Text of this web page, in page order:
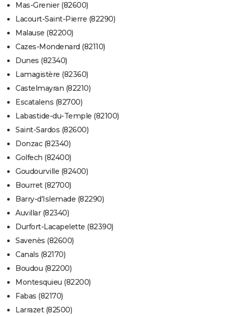
Mas-Grenier (82600)
Lacourt-Saint-Pierre (82290)
Malause (82200)
Cazes-Mondenard (82110)
Dunes (82340)
Lamagistère (82360)
Castelmayran (82210)
Escatalens (82700)
Labastide-du-Temple (82100)
Saint-Sardos (82600)
Donzac (82340)
Golfech (82400)
Goudourville (82400)
Bourret (82700)
Barry-d'Islemade (82290)
Auvillar (82340)
Durfort-Lacapelette (82390)
Savenès (82600)
Canals (82170)
Boudou (82200)
Montesquieu (82200)
Fabas (82170)
Larrazet (82500)